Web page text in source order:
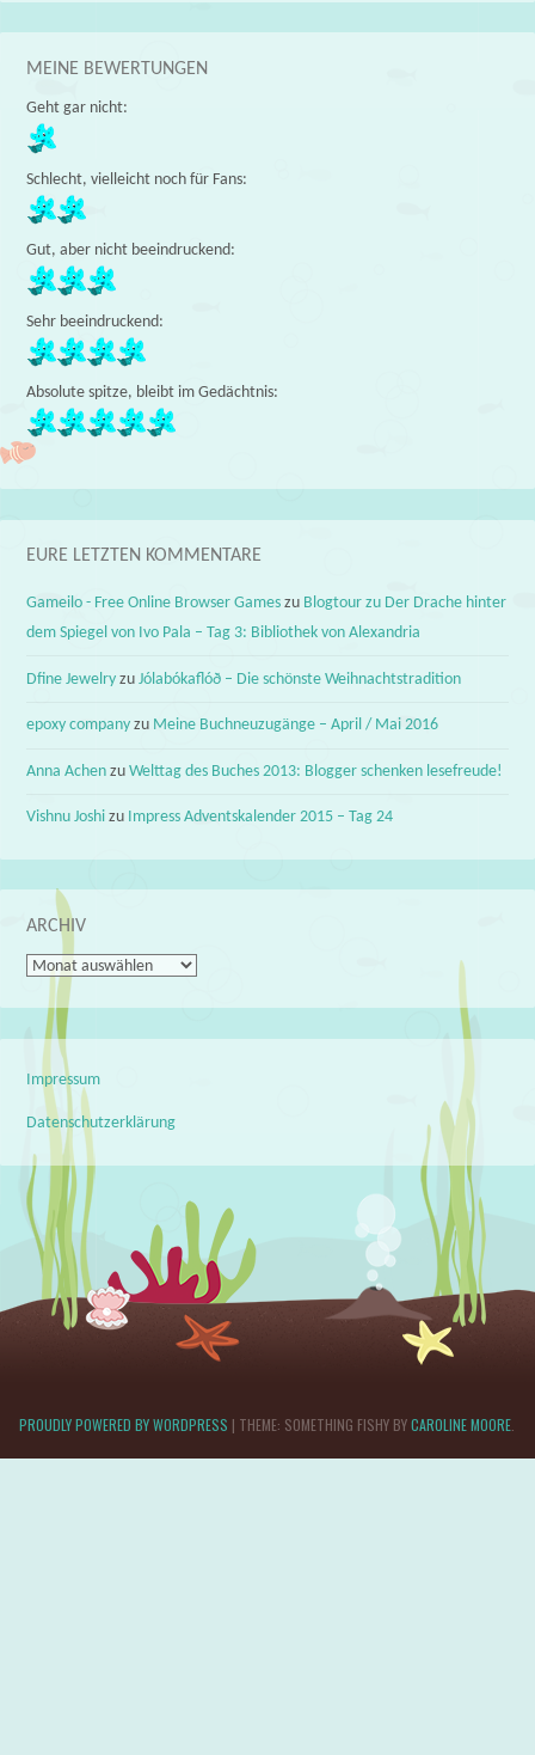
MEINE BEWERTUNGEN
Geht gar nicht:
Schlecht, vielleicht noch für Fans:
Gut, aber nicht beeindruckend:
Sehr beeindruckend:
Absolute spitze, bleibt im Gedächtnis:
EURE LETZTEN KOMMENTARE
Gameilo - Free Online Browser Games zu Blogtour zu Der Drache hinter
dem Spiegel von Ivo Pala – Tag 3: Bibliothek von Alexandria
Dfine Jewelry zuJólabókaflóð – Die schönste Weihnachtstradition
epoxy company zu Meine Buchneuzugänge – April / Mai 2016
Anna Achen zuWelttag des Buches 2013: Blogger schenken lesefreude!
Vishnu Joshi zu Impress Adventskalender 2015 – Tag 24
ARCHIV
Archiv
Impressum
Datenschutzerklärung
PROUDLY POWERED BY WORDPRESS | THEME: SOMETHING FISHY BYCAROLINE MOORE